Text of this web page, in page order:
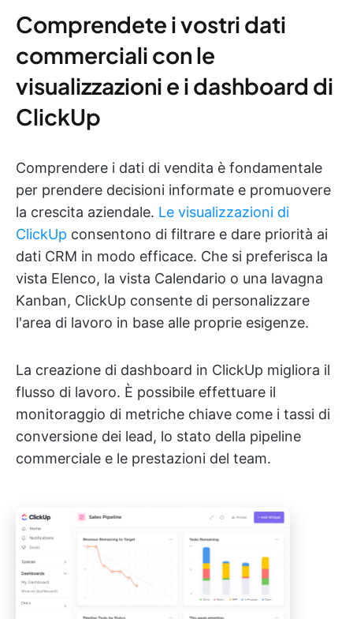
Comprendete i vostri dati
commerciali con le
visualizzazioni e i dashboard di
ClickUp
Comprendere i dati di vendita è fondamentale
per prendere decisioni informate e promuovere
la crescita aziendale. Le visualizzazioni di
ClickUp consentono di filtrare e dare priorità ai
dati CRM in modo efficace. Che si preferisca la
vista Elenco, la vista Calendario o una lavagna
Kanban, ClickUp consente di personalizzare
l'area di lavoro in base alle proprie esigenze.
La creazione di dashboard in ClickUp migliora il
flusso di lavoro. È possibile effettuare il
monitoraggio di metriche chiave come i tassi di
conversione dei lead, lo stato della pipeline
commerciale e le prestazioni del team.